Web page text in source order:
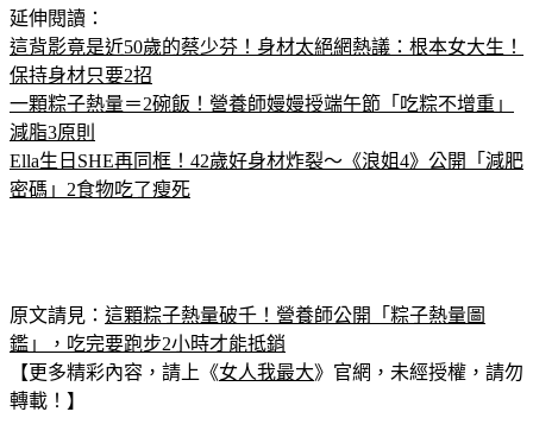
延伸閱讀：
這背影竟是近50歲的蔡少芬！身材太絕網熱議：根本女大生！
保持身材只要2招
一顆粽子熱量＝2碗飯！營養師嫚嫚授端午節「吃粽不增重」
減脂3原則
Ella生日SHE再同框！42歲好身材炸裂～《浪姐4》公開「減肥
密碼」2食物吃了瘦死
原文請見： 這顆粽子熱量破千！營養師公開「粽子熱量圖
鑑」，吃完要跑步2小時才能抵銷
【更多精彩內容，請上《女人我最大》官網，未經授權，請勿
轉載！】